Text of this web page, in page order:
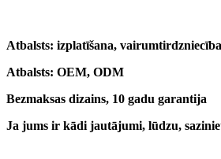
Atbalsts: izplatīšana,
Atbalsts: OEM, ODM
Bezmaksas dizains, 10 gadu garantija
Ja jums ir kādi jautājumi, lūdzu,